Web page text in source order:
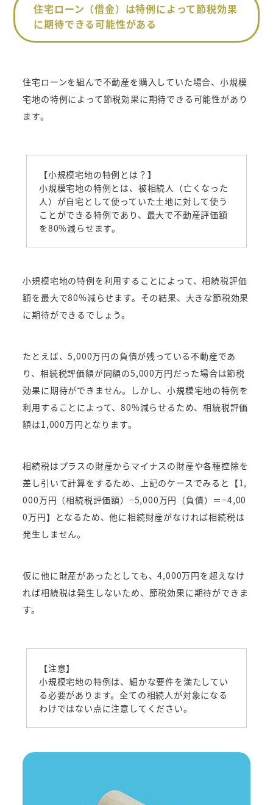
住宅ローン（借金）は特例によって節税効果
に期待できる可能性がある
住宅ローンを組んで不動産を購入していた場合、小規模
宅地の特例によって節税効果に期待できる可能性があり
ます。
【小規模宅地の特例とは？】
小規模宅地の特例とは、被相続人（亡くなった
人）が自宅として使っていた土地に対して使う
ことができる特例であり、最大で不動産評価額
を80%減らせます。
小規模宅地の特例を利用することによって、相続税評価
額を最大で80%減らせます。その結果、大きな節税効果
に期待ができるでしょう。
たとえば、5,000万円の負債が残っている不動産であ
り、相続税評価額が同額の5,000万円だった場合は節税
効果に期待ができません。しかし、小規模宅地の特例を
利用することによって、80%減らせるため、相続税評価
額は1,000万円となります。
相続税はプラスの財産からマイナスの財産や各種控除を
差し引いて計算をするため、上記のケースでみると【1,
000万円（相続税評価額）−5,000万円（負債）＝−4,00
0万円】となるため、他に相続財産がなければ相続税は
発生しません。
仮に他に財産があったとしても、4,000万円を超えなけ
れば相続税は発生しないため、節税効果に期待ができま
す。
【注意】
小規模宅地の特例は、細かな要件を満たしてい
る必要があります。全ての相続人が対象になる
わけではない点に注意してください。